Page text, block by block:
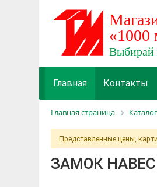
Главная Контакты
Главная страница Каталог
Представленные цены,
ЗАМОК